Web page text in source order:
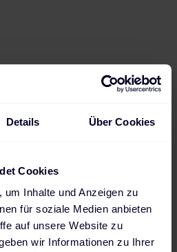
Details Über Cookies
Cookies
Inhalte und Anzeigen zu
für soziale Medien anbieten
auf unsere Website zu
wir Informationen zu Ihrer
Batterien müssen diese
und Entladen werden.